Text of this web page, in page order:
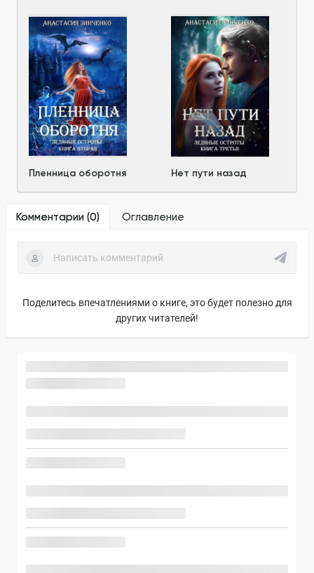
Пленница оборотня Нет пути назад
Комментарии (0) Оглавление
Поделитесь впечатлениями о книге, это будет полезно для
других читателей!